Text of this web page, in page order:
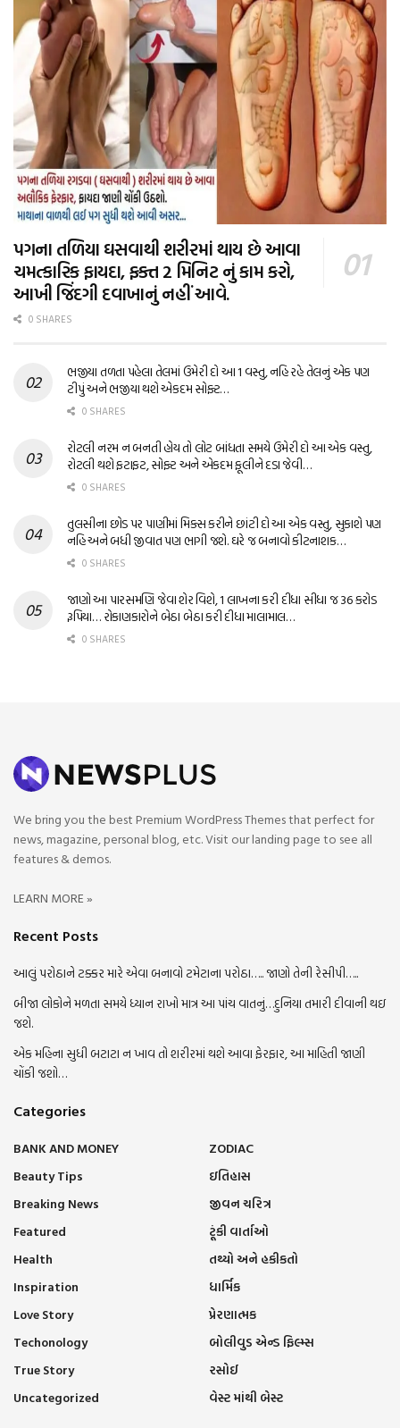
પગના તળિયા ઘસવાથી શરીરમાં થાય છે આવા
ચમત્કારિક ફાયદા, ફક્ત 2 મિનિટ નું કામ કરો,
આખી જિંદગી દવાખાનું નહીં આવે.
0 SHARES
ભજીયા તળતા પહેલા તેલમાં ઉમેરી દો આ 1 વસ્તુ, નહિ રહે તેલનું એક પણ
ટીપું અને ભજીયા થશે એકદમ સોફ્ટ…
0 SHARES
રોટલી નરમ ન બનતી હોય તો લોટ બાંધતા સમયે ઉમેરી દો આ એક વસ્તુ,
રોટલી થશે ફટાફટ, સોફ્ટ અને એકદમ ફૂલીને દડા જેવી…
0 SHARES
તુલસીના છોડ પર પાણીમાં મિક્સ કરીને છાંટી દો આ એક વસ્તુ, સુકાશે પણ
નહિ અને બધી જીવાત પણ ભાગી જશે. ઘરે જ બનાવો કીટનાશક…
0 SHARES
જાણો આ પારસમણિ જેવા શેર વિશે, 1 લાખના કરી દીધા સીધા જ 36 કરોડ
રૂપિયા… રોકાણકારોને બેઠા બેઠા કરી દીધા માલામાલ…
0 SHARES
We bring you the best Premium WordPress Themes that perfect for
news, magazine, personal blog, etc. Visit our landing page to see all
features & demos.
LEARN MORE »
Recent Posts
આલું પરોઠાને ટક્કર મારે એવા બનાવો ટમેટાના પરોઠા….. જાણો તેની રેસીપી…..
બીજા લોકોને મળતા સમયે ધ્યાન રાખો માત્ર આ પાંચ વાતનું…દુનિયા તમારી દીવાની થઇ
જશે.
એક મહિના સુધી બટાટા ન ખાવ તો શરીરમાં થશે આવા ફેરફાર, આ માહિતી જાણી
ચોંકી જશો…
Categories
BANK AND MONEY
Beauty Tips
Breaking News
Featured
Health
Inspiration
Love Story
Techonology
True Story
Uncategorized
ZODIAC
ઇતિહાસ
જીવન ચરિત્ર
ટૂંકી વાર્તાઓ
તથ્યો અને હકીકતો
ધાર્મિક
પ્રેરણાત્મક
બોલીવુડ એન્ડ ફિલ્મ્સ
રસોઈ
વેસ્ટ માંથી બેસ્ટ